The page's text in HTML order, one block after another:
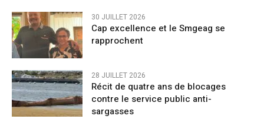
30 JUILLET 2026
Cap excellence et le Smgeag se
rapprochent
28 JUILLET 2026
Récit de quatre ans de blocages
contre le service public anti-
sargasses